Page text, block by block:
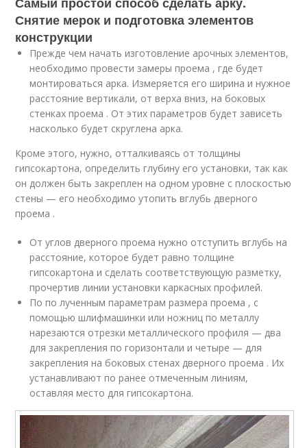
Снятие мерок и подготовка элементов
конструкции
Прежде чем начать изготовление арочных элементов,
необходимо провести замеры проема , где будет
монтироваться арка. Измеряется его ширина и нужное
расстояние вертикали, от верха вниз, на боковых
стенках проема . От этих параметров будет зависеть
насколько будет скруглена арка.
Кроме этого, нужно, отталкиваясь от толщины
гипсокартона, определить глубину его установки, так как
он должен быть закреплен на одном уровне с плоскостью
стены — его необходимо утопить вглубь дверного
проема .
От углов дверного проема нужно отступить вглубь на
расстояние, которое будет равно толщине
гипсокартона и сделать соответствующую разметку,
прочертив линии установки каркасных профилей.
По по лученным параметрам размера проема , с
помощью шлифмашинки или ножниц по металлу
нарезаются отрезки металлического профиля — два
для закрепления по горизонтали и четыре — для
закрепления на боковых стенах дверного проема . Их
устанавливают по ранее отмеченным линиям,
оставляя место для гипсокартона.